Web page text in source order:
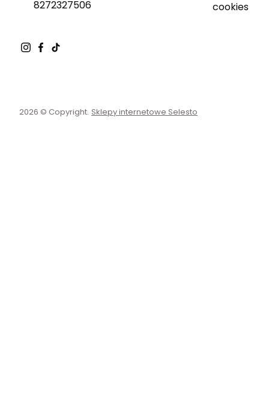
8272327506
cookies
2026 © Copyright. Sklepy internetowe Selesto